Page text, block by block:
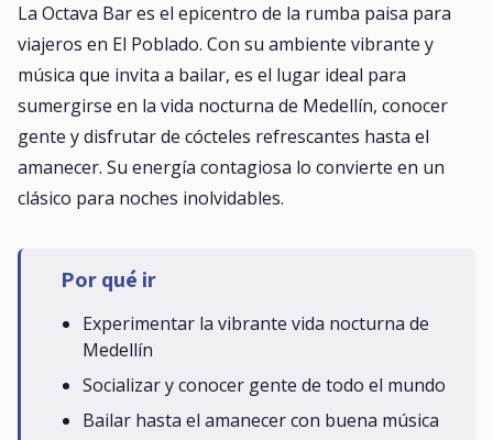
La Octava Bar es el epicentro de la rumba paisa para
viajeros en El Poblado. Con su ambiente vibrante y
música que invita a bailar, es el lugar ideal para
sumergirse en la vida nocturna de Medellín, conocer
gente y disfrutar de cócteles refrescantes hasta el
amanecer. Su energía contagiosa lo convierte en un
clásico para noches inolvidables.
Por qué ir
Experimentar la vibrante vida nocturna de
Medellín
Socializar y conocer gente de todo el mundo
Bailar hasta el amanecer con buena música